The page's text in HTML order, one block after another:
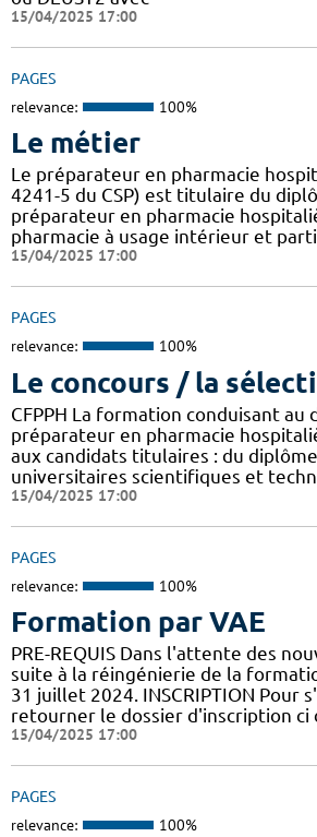
15/04/2025 17:00
PAGES
relevance: 100%
Le métier
Le préparateur en pharmacie
4241-5 du CSP) est titulaire du
préparateur en pharmacie
pharmacie à usage intérieur et
15/04/2025 17:00
PAGES
relevance: 100%
Le concours / la
CFPPH La formation conduisant au
préparateur en pharmacie
aux candidats titulaires : du
universitaires scientifiques et
15/04/2025 17:00
PAGES
relevance: 100%
Formation par VAE
PRE-REQUIS Dans l'attente des
suite à la réingénierie de la
31 juillet 2024. INSCRIPTION Pour
retourner le dossier d'inscription ci
15/04/2025 17:00
PAGES
relevance: 100%